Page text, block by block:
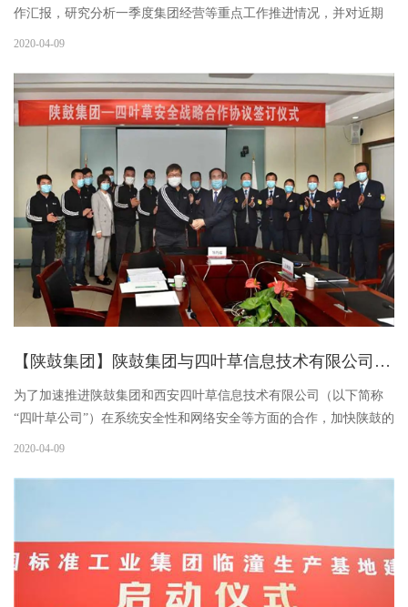
作汇报，研究分析一季度集团经营等重点工作推进情况，并对近期
议首先进行了安全分享。李宏安书记在介绍新厂区开工仪式有关情
况时强调，对于搬迁工作，要从战略角度提高认识，尤其是要认识
研发在企业中的重要性。要强化对新产品研发、供应链、物联网、
口罩和防护服生产线等的宣传，宣传新工厂、新思想、新理念，塑
造企业新形象。集团办公室...
2020-04-09
【陕鼓集团】陕鼓集团与四叶草信息技术有限公司签订战略合作协议
为了加速推进陕鼓集团和西安四叶草信息技术有限公司（以下简称
“四叶草公司”）在系统安全性和网络安全等方面的合作，加快陕鼓的
智能化进程，携手构建安全生态新未来，共同打造陕鼓“世界一流智
技术副总裁童小敏；四叶草公司高级总监靖少勃；四叶草公司市场
总监唐大春；四叶草公司总...
2020-04-09